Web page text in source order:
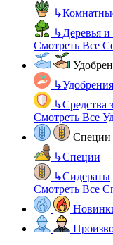
↳
↳Деревья
Смотреть Все
↳
↳Средства
Смотреть Все
Специи
↳Специи
↳Сидераты
Смотреть Все